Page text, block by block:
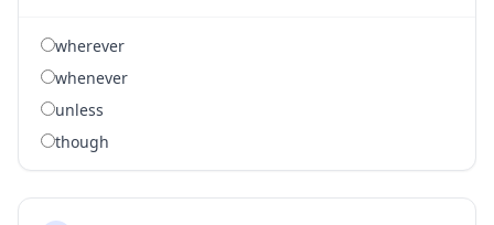
wherever
whenever
unless
though